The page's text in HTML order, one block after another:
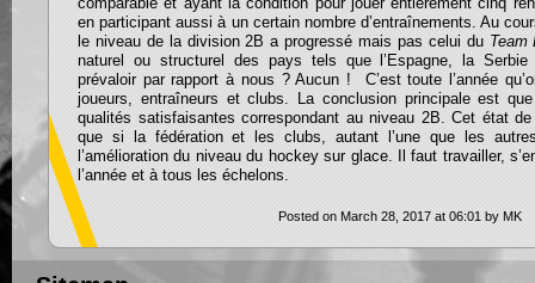
en participant aussi à un certain nombre d’entraînements. Au
le niveau de la division 2B a progressé mais pas celui du Team
naturel ou structurel des pays tels que l’Espagne, la Serbie
prévaloir par rapport à nous ? Aucun ! C’est toute l’année
joueurs, entraîneurs et clubs. La conclusion principale est
qualités satisfaisantes correspondant au niveau 2B. Cet état
que si la fédération et les clubs, autant l’une que les
l’amélioration du niveau du hockey sur glace. Il faut travailler,
l’année et à tous les échelons.
Posted on March 28, 2017 at 06:01 by MK